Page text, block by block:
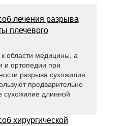
лечения разрыва
плечевого
области медицины, а
и ортопедии при
разрыва сухожилия
предварительно
сухожилие длинной
хирургической